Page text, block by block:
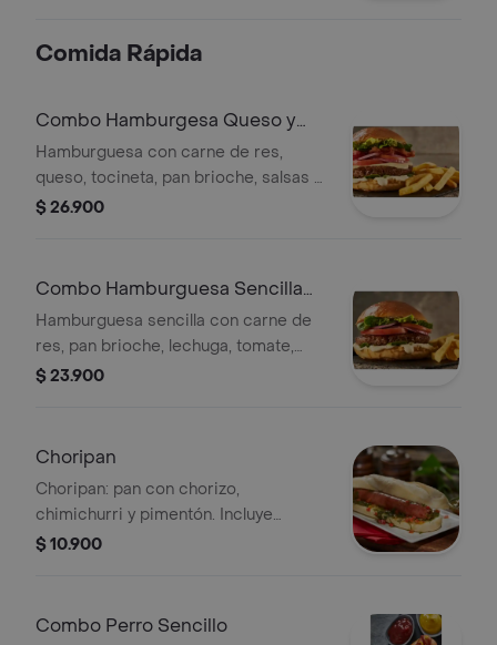
Comida Rápida
Combo Hamburgesa Queso y
Tocineta Wow
Hamburguesa con carne de res,
queso, tocineta, pan brioche, salsas y
vegetales. Incluye papas a la francesa
$ 26.900
Combo Hamburguesa Sencilla
Wow
Hamburguesa sencilla con carne de
res, pan brioche, lechuga, tomate,
cebolla y salsas. Incluye papas fritas y
$ 23.900
Choripan
Choripan: pan con chorizo,
chimichurri y pimentón. Incluye
gaseosa.
$ 10.900
Combo Perro Sencillo